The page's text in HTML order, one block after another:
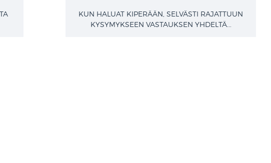
KUN HALUAT KIPERÄÄN, SELVÄSTI RAJATTUUN
KYSYMYKSEEN VASTAUKSEN YHDELTÄ...